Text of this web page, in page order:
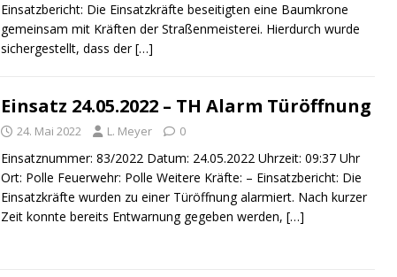
Einsatzbericht: Die Einsatzkräfte beseitigten eine Baumkrone
gemeinsam mit Kräften der Straßenmeisterei. Hierdurch wurde
sichergestellt, dass der[…]
Einsatz 24.05.2022 – TH Alarm Türöffnung
24. Mai 2022 L. Meyer 0
Einsatznummer: 83/2022 Datum: 24.05.2022 Uhrzeit: 09:37 Uhr
Ort: Polle Feuerwehr: Polle Weitere Kräfte: – Einsatzbericht: Die
Einsatzkräfte wurden zu einer Türöffnung alarmiert. Nach kurzer
Zeit konnte bereits Entwarnung gegeben werden, […]